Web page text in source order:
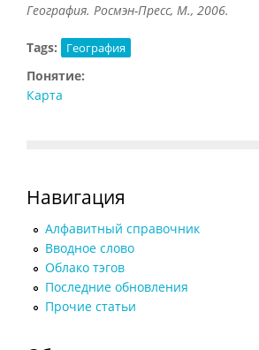
География. Росмэн-Пресс, М., 2006.
Tags: География
Понятие:
Карта
Навигация
Алфавитный справочник
Вводное слово
Облако тэгов
Последние обновления
Прочие статьи